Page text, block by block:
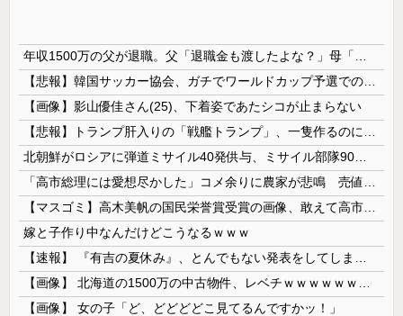
【画像】影山優佳さん(25)、下着姿であたシコが止まらない
嫁と子作り中なんだけどこうなるｗｗｗ
【画像】 女の子「ど、どどどどこ見てるんですかッ！」